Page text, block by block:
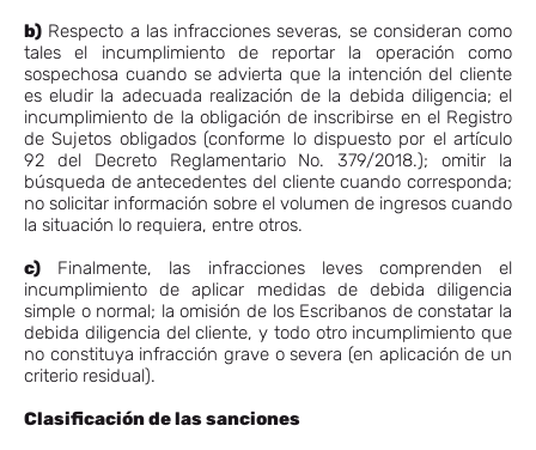
b) Respecto a las infracciones severas, se consideran como
tales el incumplimiento de reportar la operación como
sospechosa cuando se advierta que la intención del cliente
es eludir la adecuada realización de la debida diligencia; el
incumplimiento de la obligación de inscribirse en el Registro
de Sujetos obligados (conforme lo dispuesto por el artículo
92 del Decreto Reglamentario No. 379/2018.); omitir la
búsqueda de antecedentes del cliente cuando corresponda;
no solicitar información sobre el volumen de ingresos cuando
la situación lo requiera, entre otros.
c) Finalmente, las infracciones leves comprenden el
incumplimiento de aplicar medidas de debida diligencia
simple o normal; la omisión de los Escribanos de constatar la
debida diligencia del cliente, y todo otro incumplimiento que
no constituya infracción grave o severa (en aplicación de un
criterio residual).
Clasificación de las sanciones